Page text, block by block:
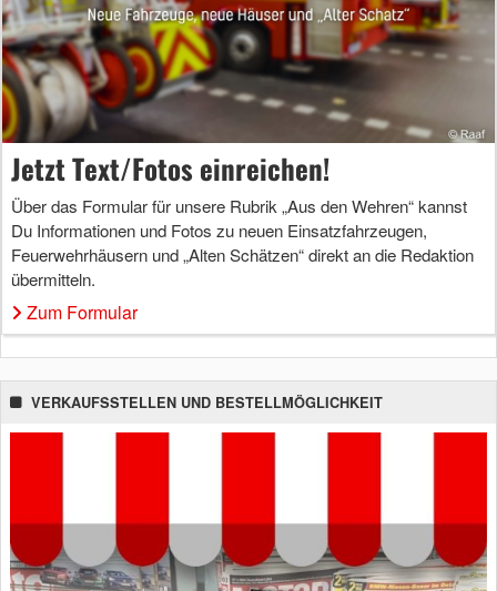
Jetzt Text/Fotos einreichen!
Über das Formular für unsere Rubrik „Aus den Wehren“ kannst
Du Informationen und Fotos zu neuen Einsatzfahrzeugen,
Feuerwehrhäusern und „Alten Schätzen“ direkt an die Redaktion
übermitteln.
Zum Formular
VERKAUFSSTELLEN UND BESTELLMÖGLICHKEIT